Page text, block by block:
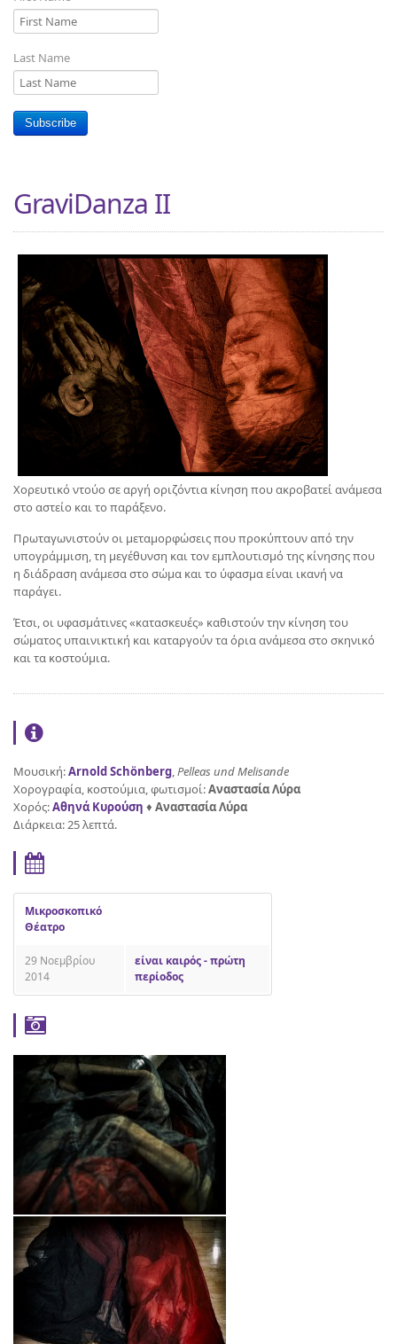
Last Name
Subscribe
GraviDanza ΙΙ
Χορευτικό ντούο σε αργή οριζόντια κίνηση που ακροβατεί ανάμεσα
στο αστείο και το παράξενο.
Πρωταγωνιστούν οι μεταμορφώσεις που προκύπτουν από την
υπογράμμιση, τη μεγέθυνση και τον εμπλουτισμό της κίνησης που
η διάδραση ανάμεσα στο σώμα και το ύφασμα είναι ικανή να
παράγει.
Έτσι, οι υφασμάτινες «κατασκευές» καθιστούν την κίνηση του
σώματος υπαινικτική και καταργούν τα όρια ανάμεσα στο σκηνικό
και τα κοστούμια.
Μουσική:Arnold Schönberg,Pelleas und Melisande
Χορογραφία, κοστούμια, φωτισμοί:Αναστασία Λύρα
Χορός:Αθηνά Κυρούση ♦ Αναστασία Λύρα
Διάρκεια: 25 λεπτά.
Μικροσκοπικό
Θέατρο
29 Νοεμβρίου
2014
είναι καιρός - πρώτη
περίοδος